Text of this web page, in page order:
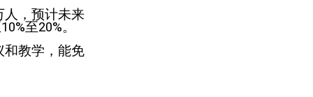
人，预计未来
至20%。
和教学，能免